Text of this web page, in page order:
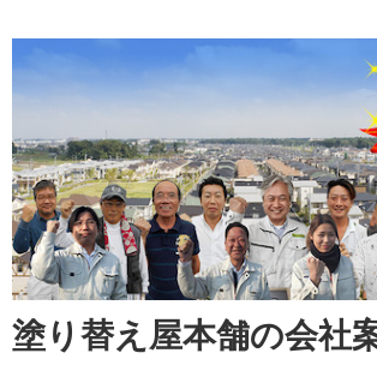
塗り替え屋本舗の会社